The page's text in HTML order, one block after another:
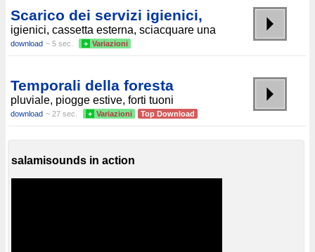
Scarico dei servizi igienici,
igienici, cassetta esterna, sciacquare una
download ~ 5 sec. + Variazioni
Temporali della foresta
pluviale, piogge estive, forti tuoni
download ~ 27 sec. + Variazioni Top Download
salamisounds in action